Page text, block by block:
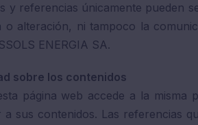
y referencias únicamente pueden
o alteración, ni tampoco la
ENERGIA SA.
sobre los contenidos
página web accede a la misma
a sus contenidos. Las referencias